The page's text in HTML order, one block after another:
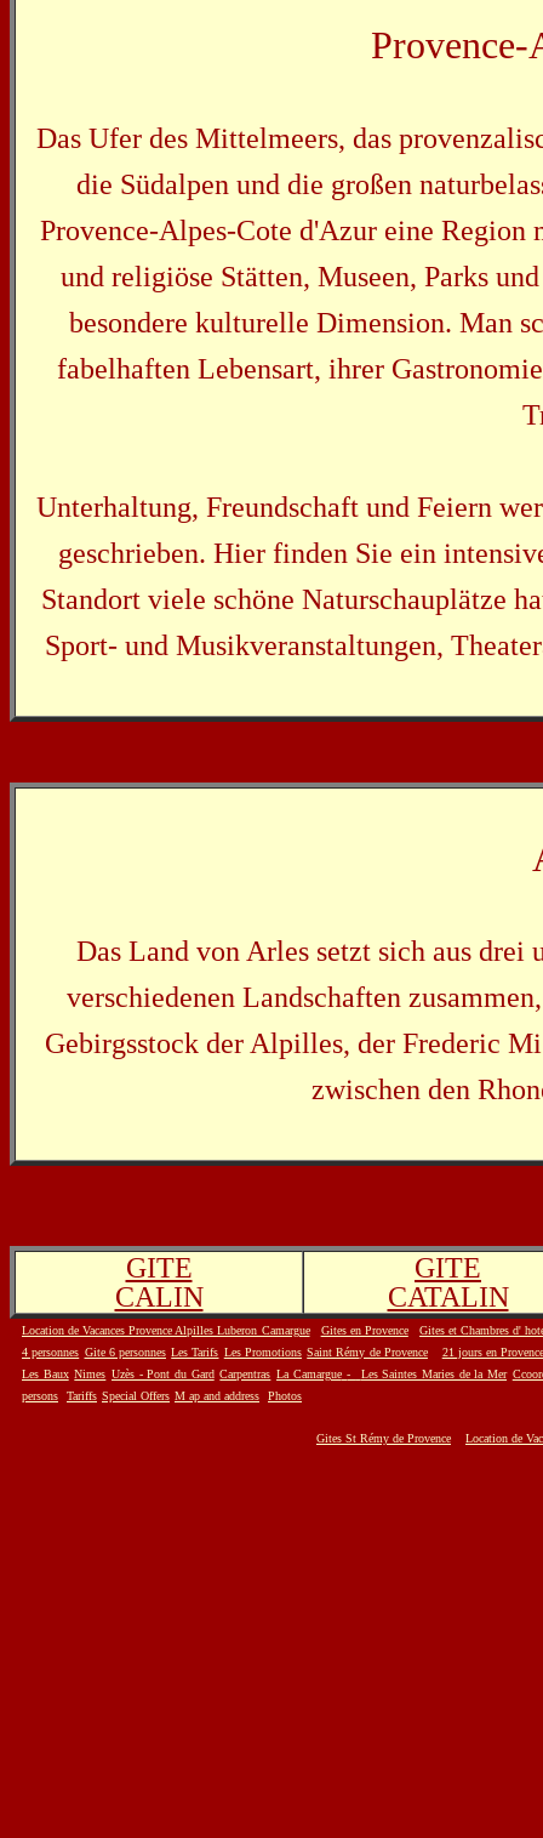
Das Ufer des Mittelmeers, das
die Südalpen und die großen
Provence-Alpes-Cote d'Azur eine
und religiöse Stätten, Museen, Parks
besondere kulturelle Dimension. Man
fabelhaften Lebensart, ihrer
Unterhaltung, Freundschaft und Feiern
geschrieben. Hier finden Sie ein
Standort viele schöne Naturschauplätze
Sport- und Musikveranstaltungen,
Das Land von Arles setzt sich aus drei
verschiedenen Landschaften
Gebirgsstock der Alpilles, der Frederic
zwischen den
GITE
CALIN
GITE
CATALIN
Location de Vacances Provence Alpilles Luberon Camargue Gites en Provence
Gites et Chambres d'
4 personnes Gite 6 personnes Les Tarifs Les Promotions Saint Rémy de Provence
21 jours en
Les Baux Nimes Uzès - Pont du Gard Carpentras La Camargue - Les Saintes Maries de la Mer
persons
Tariffs Special Offers M ap and address Photos
Gites St Rémy de Provence Location de